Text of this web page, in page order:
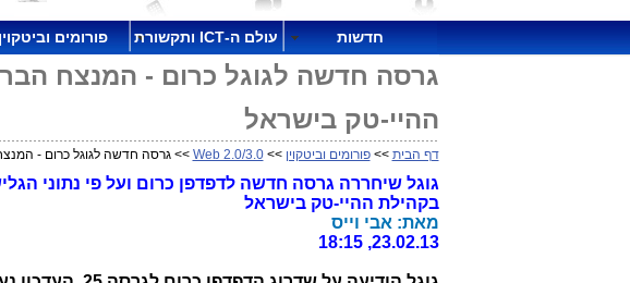
חדשות עולם ה-ICT ותקשורת פורומים וביטקוין
גרסה חדשה לגוגל כרום - המנצח
ההיי-טק בישראל
דף הבית >>פורומים וביטקוין >>
Web 2.0/3.0 >> גרסה חדשה לגוגל כרום -
בקהילת ההיי-טק בישראל
מאת: אבי וייס
23.02.13, 18:15